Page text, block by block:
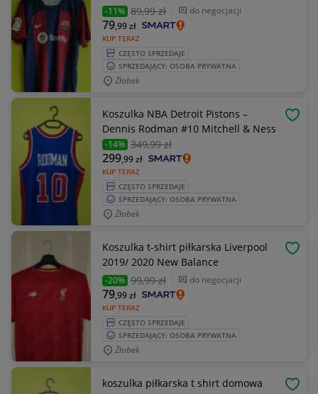
-11% 89,99 zł do negocjacji
KUP TERAZ
79,99zł
CZĘSTO SPRZEDAJE
SPRZEDAJĄCY: OSOBA PRYWATNA
Żłobek
Koszulka NBA Detroit Pistons –
Dennis Rodman #10 Mitchell & Ness
-14% 349,99 zł
KUP TERAZ
299,99zł
CZĘSTO SPRZEDAJE
SPRZEDAJĄCY: OSOBA PRYWATNA
Żłobek
Koszulka t-shirt piłkarska Liverpool
2019/ 2020 New Balance
-20% 99,99 zł do negocjacji
KUP TERAZ
79,99zł
CZĘSTO SPRZEDAJE
SPRZEDAJĄCY: OSOBA PRYWATNA
Żłobek
koszulka piłkarska t shirt domowa